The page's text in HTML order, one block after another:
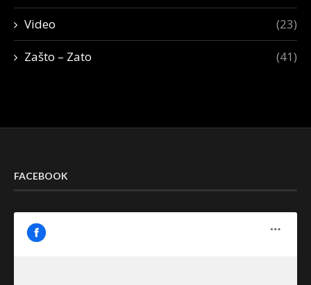
Video (23)
Zašto – Zato (41)
FACEBOOK